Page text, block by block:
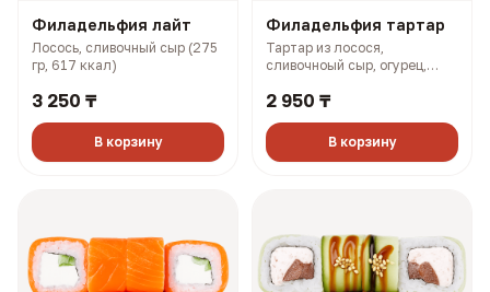
Филадельфия лайт
Лосось, сливочный сыр (275
гр, 617 ккал)
3 250 ₸
В корзину
Филадельфия тартар
Тартар из лосося,
сливочноый сыр, огурец,
ккал)
2 950 ₸
В корзину